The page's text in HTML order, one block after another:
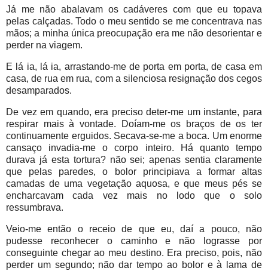
Já me não abalavam os cadáveres com que eu topava
pelas calçadas. Todo o meu sentido se me concentrava nas
mãos; a minha única preocupação era me não desorientar e
perder na viagem.
E lá ia, lá ia, arrastando-me de porta em porta, de casa em
casa, de rua em rua, com a silenciosa resignação dos cegos
desamparados.
De vez em quando, era preciso deter-me um instante, para
respirar mais à vontade. Doíam-me os braços de os ter
continuamente erguidos. Secava-se-me a boca. Um enorme
cansaço invadia-me o corpo inteiro. Há quanto tempo
durava já esta tortura? não sei; apenas sentia claramente
que pelas paredes, o bolor principiava a formar altas
camadas de uma vegetação aquosa, e que meus pés se
encharcavam cada vez mais no lodo que o solo
ressumbrava.
Veio-me então o receio de que eu, daí a pouco, não
pudesse reconhecer o caminho e não lograsse por
conseguinte chegar ao meu destino. Era preciso, pois, não
perder um segundo; não dar tempo ao bolor e à lama de